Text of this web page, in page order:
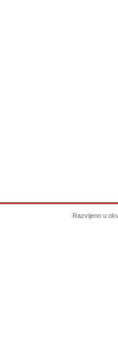
Razvijeno u